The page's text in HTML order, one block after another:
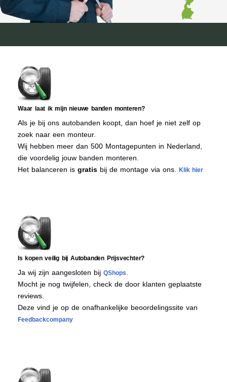
Waar laat ik mijn nieuwe banden monteren?
Als je bij ons autobanden koopt, dan hoef je niet zelf op
zoek naar een monteur.
Wij hebben meer dan 500 Montagepunten in Nederland,
die voordelig jouw banden monteren.
Het balanceren is gratis bij de montage via ons. Klik hier
Is kopen veilig bij Autobanden Prijsvechter?
Ja wij zijn aangesloten bij QShops
Mocht je nog twijfelen, check de door klanten geplaatste
reviews.
Deze vind je op de onafhankelijke beoordelingssite van
Feedbackcompany